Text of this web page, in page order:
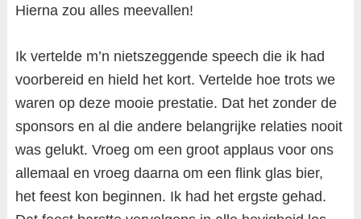
Hierna zou alles meevallen!
Ik vertelde m’n nietszeggende speech die ik had
voorbereid en hield het kort. Vertelde hoe trots we
waren op deze mooie prestatie. Dat het zonder de
sponsors en al die andere belangrijke relaties nooit
was gelukt. Vroeg om een groot applaus voor ons
allemaal en vroeg daarna om een flink glas bier,
het feest kon beginnen. Ik had het ergste gehad.